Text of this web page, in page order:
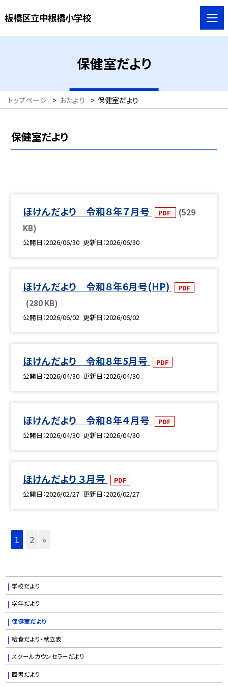
板橋区立中根橋小学校
保健室だより
トップページ > おたより > 保健室だより
保健室だより
ほけんだより 令和８年７月号 PDF
(529
KB)
公開日 2026/06/30 更新日 2026/06/30
ほけんだより 令和８年6月号(HP) PDF
(280 KB)
公開日 2026/06/02 更新日 2026/06/02
ほけんだより 令和８年5月号
PDF
公開日 2026/04/30 更新日 2026/04/30
ほけんだより 令和８年４月号
PDF
公開日 2026/04/30 更新日 2026/04/30
ほけんだより ３月号
PDF
公開日 2026/02/27 更新日 2026/02/27
1 2 »
学校だより
学年だより
保健室だより
給食だより・献立表
スクールカウンセラーだより
図書だより